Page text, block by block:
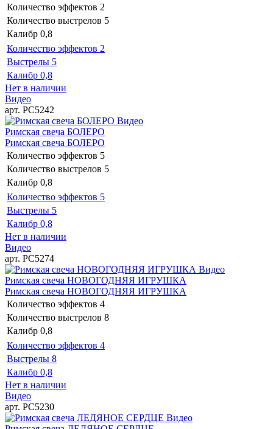
Количество эффектов 2
Количество выстрелов 5
Калибр 0,8
Количество эффектов 2
Выстрелы 5
Калибр 0,8
Нет в наличии
Видео
арт. РС5242
Видео
Римская свеча БОЛЕРО
Римская свеча БОЛЕРО
Количество эффектов 5
Количество выстрелов 5
Калибр 0,8
Количество эффектов 5
Выстрелы 5
Калибр 0,8
Нет в наличии
Видео
арт. РС5274
Видео
Римская свеча НОВОГОДНЯЯ ИГРУШКА
Римская свеча НОВОГОДНЯЯ ИГРУШКА
Количество эффектов 4
Количество выстрелов 8
Калибр 0,8
Количество эффектов 4
Выстрелы 8
Калибр 0,8
Нет в наличии
Видео
арт. РС5230
Видео